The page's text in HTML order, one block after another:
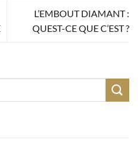
L’EMBOUT DIAMANT :
QUEST-CE QUE C’EST ?